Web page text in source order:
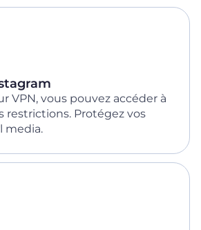
VPN, vous pouvez accéder à
restrictions. Protégez vos
media.